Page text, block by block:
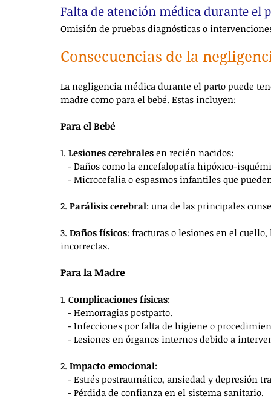
Falta de atención médica durante el
Omisión de pruebas diagnósticas o
Consecuencias de la
La negligencia médica durante el parto puede
madre como para el bebé. Estas incluyen:
Para el Bebé
1. Lesiones cerebrales en recién nacidos:
- Daños como la encefalopatía hipóxico-
- Microcefalia o espasmos infantiles que
2. Parálisis cerebral: una de las principales
3. Daños físicos: fracturas o lesiones en el
incorrectas.
Para la Madre
1. Complicaciones físicas:
- Hemorragias postparto.
- Infecciones por falta de higiene o
- Lesiones en órganos internos debido a
2. Impacto emocional:
- Estrés postraumático, ansiedad y depresión
- Pérdida de confianza en el sistema sanitario.